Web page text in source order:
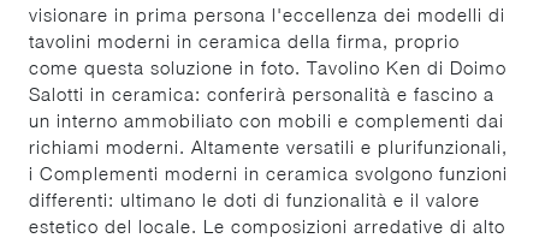
visionare in prima persona l'eccellenza dei modelli di
tavolini moderni in ceramica della firma, proprio
come questa soluzione in foto. Tavolino Ken di Doimo
Salotti in ceramica: conferirà personalità e fascino a
un interno ammobiliato con mobili e complementi dai
richiami moderni. Altamente versatili e plurifunzionali,
i Complementi moderni in ceramica svolgono funzioni
differenti: ultimano le doti di funzionalità e il valore
estetico del locale. Le composizioni arredative di alto